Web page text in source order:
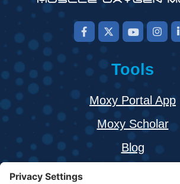
Tools
Moxy Portal App
Moxy Scholar
Blog